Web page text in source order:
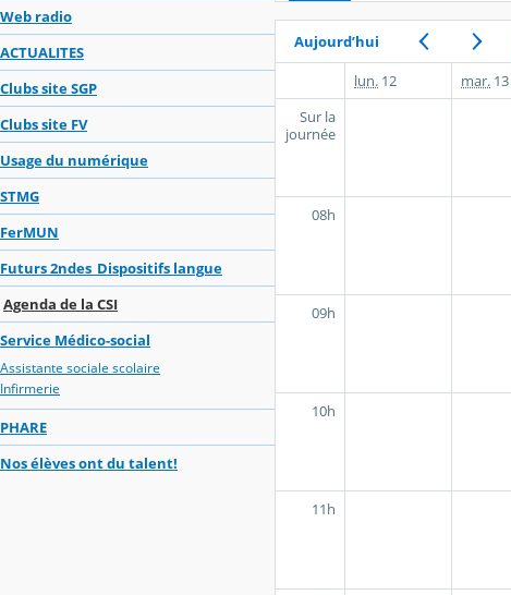
Web radio
ACTUALITES
Clubs site SGP
Clubs site FV
Usage du numérique
STMG
FerMUN
Futurs 2ndes_Dispositifs langue
Agenda de la CSI
Service Médico-social
Assistante sociale scolaire
Infirmerie
PHARE
Nos élèves ont du talent!
Aujourd’hui
lun. 12 mar. 13
Sur la
journée
08h
09h
10h
11h